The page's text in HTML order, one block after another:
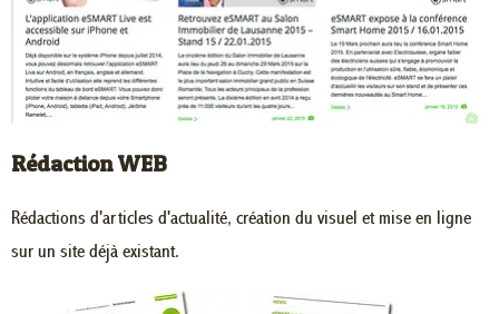
Rédaction WEB
Rédactions d'articles d'actualité, création du visuel et mise en ligne
sur un site déjà existant.